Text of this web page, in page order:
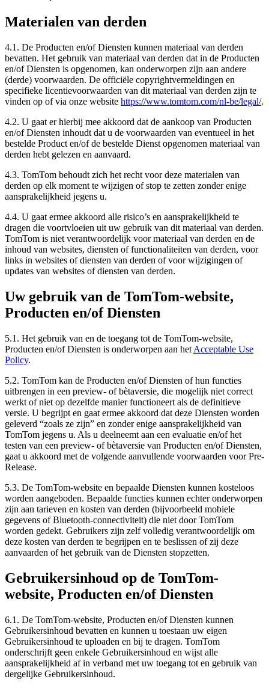
Materialen van derden
4.1. De Producten en/of Diensten kunnen materiaal van derden
bevatten. Het gebruik van materiaal van derden dat in de Producten
en/of Diensten is opgenomen, kan onderworpen zijn aan andere
(derde) voorwaarden. De officiële copyrightvermeldingen en
specifieke licentievoorwaarden van dit materiaal van derden zijn te
vinden op of via onze website https://www.tomtom.com/nl-be/legal/.
4.2. U gaat er hierbij mee akkoord dat de aankoop van Producten
en/of Diensten inhoudt dat u de voorwaarden van eventueel in het
bestelde Product en/of de bestelde Dienst opgenomen materiaal van
derden hebt gelezen en aanvaard.
4.3. TomTom behoudt zich het recht voor deze materialen van
derden op elk moment te wijzigen of stop te zetten zonder enige
aansprakelijkheid jegens u.
4.4. U gaat ermee akkoord alle risico’s en aansprakelijkheid te
dragen die voortvloeien uit uw gebruik van dit materiaal van derden.
TomTom is niet verantwoordelijk voor materiaal van derden en de
inhoud van websites, diensten of functionaliteiten van derden, voor
links in websites of diensten van derden of voor wijzigingen of
updates van websites of diensten van derden.
Uw gebruik van de TomTom-website,
Producten en/of Diensten
5.1. Het gebruik van en de toegang tot de TomTom-website,
Producten en/of Diensten is onderworpen aan het Acceptable Use
Policy.
5.2. TomTom kan de Producten en/of Diensten of hun functies
uitbrengen in een preview- of bètaversie, die mogelijk niet correct
werkt of niet op dezelfde manier functioneert als de definitieve
versie. U begrijpt en gaat ermee akkoord dat deze Diensten worden
geleverd “zoals ze zijn” en zonder enige aansprakelijkheid van
TomTom jegens u. Als u deelneemt aan een evaluatie en/of het
testen van een preview- of bètaversie van Producten en/of Diensten,
gaat u akkoord met de volgende aanvullende voorwaarden voor Pre-
Release.
5.3. De TomTom-website en bepaalde Diensten kunnen kosteloos
worden aangeboden. Bepaalde functies kunnen echter onderworpen
zijn aan tarieven en kosten van derden (bijvoorbeeld mobiele
gegevens of Bluetooth-connectiviteit) die niet door TomTom
worden gedekt. Gebruikers zijn zelf volledig verantwoordelijk om
deze kosten van derden te begrijpen en te beslissen of zij deze
aanvaarden of het gebruik van de Diensten stopzetten.
Gebruikersinhoud op de TomTom-
website, Producten en/of Diensten
6.1. De TomTom-website, Producten en/of Diensten kunnen
Gebruikersinhoud bevatten en kunnen u toestaan uw eigen
Gebruikersinhoud te uploaden en bij te dragen. TomTom
onderschrijft geen enkele Gebruikersinhoud en wijst alle
aansprakelijkheid af in verband met uw toegang tot en gebruik van
dergelijke Gebruikersinhoud.